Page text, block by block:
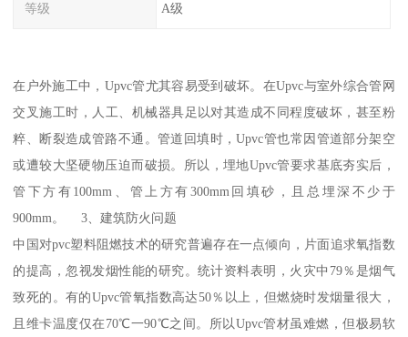
等级 A级
在户外施工中，Upvc管尤其容易受到破坏。在Upvc与室外综合管网
交叉施工时，人工、机械器具足以对其造成不同程度破坏，甚至粉
粹、断裂造成管路不通。管道回填时，Upvc管也常因管道部分架空
或遭较大坚硬物压迫而破损。所以，埋地Upvc管要求基底夯实后，
管下方有100mm、管上方有300mm回填砂，且总埋深不少于
900mm。 3、建筑防火问题
中国对pvc塑料阻燃技术的研究普遍存在一点倾向，片面追求氧指数
的提高，忽视发烟性能的研究。统计资料表明，火灾中79％是烟气
致死的。有的Upvc管氧指数高达50％以上，但燃烧时发烟量很大，
且维卡温度仅在70℃一90℃之间。所以Upvc管材虽难燃，但极易软